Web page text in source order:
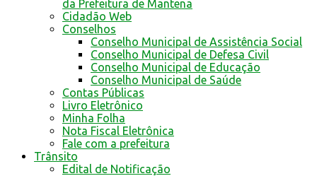
da Prefeitura de Mantena
Cidadão Web
Conselhos
Conselho Municipal de Assistência Social
Conselho Municipal de Defesa Civil
Conselho Municipal de Educação
Conselho Municipal de Saúde
Contas Públicas
Livro Eletrônico
Minha Folha
Nota Fiscal Eletrônica
Fale com a prefeitura
Trânsito
Edital de Notificação